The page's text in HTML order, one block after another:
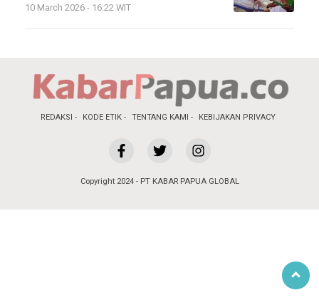
10 March 2026 - 16:22 WIT
REDAKSI KODE ETIK TENTANG KAMI KEBIJAKAN PRIVACY
Copyright 2024 - PT KABAR PAPUA GLOBAL